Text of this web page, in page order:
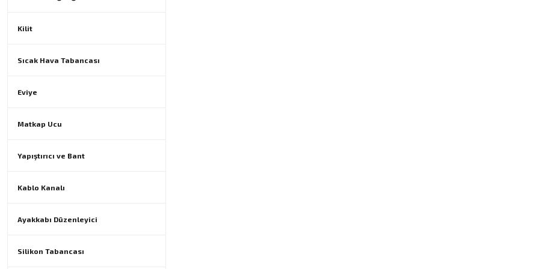
Kilit
Sıcak Hava Tabancası
Eviye
Matkap Ucu
Yapıştırıcı ve Bant
Kablo Kanalı
Ayakkabı Düzenleyici
Silikon Tabancası